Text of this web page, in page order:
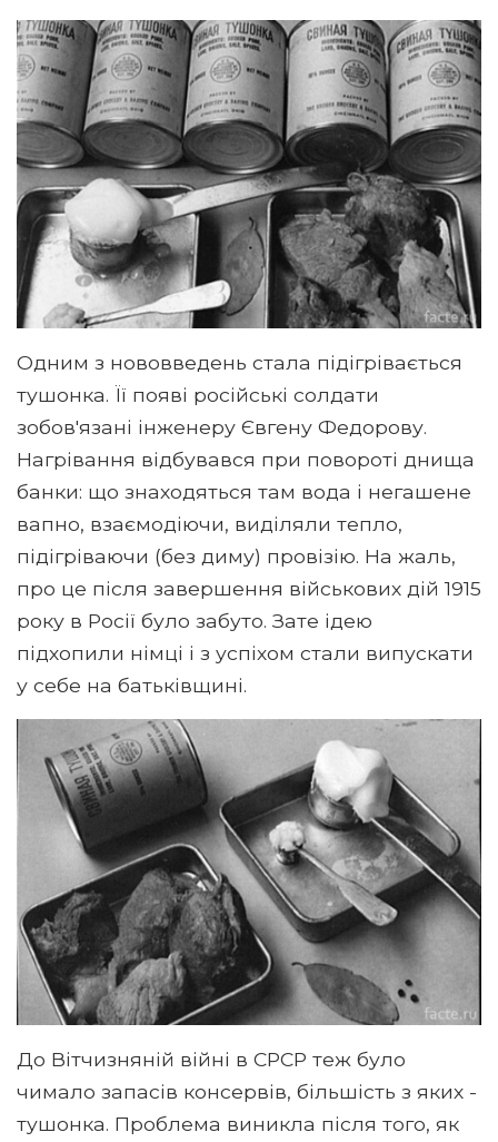
Одним з нововведень стала підігрівається
тушонка. Її появі російські солдати
зобов'язані інженеру Євгену Федорову.
Нагрівання відбувався при повороті днища
банки: що знаходяться там вода і негашене
вапно, взаємодіючи, виділяли тепло,
підігріваючи (без диму) провізію. На жаль,
про це після завершення військових дій 1915
року в Росії було забуто. Зате ідею
підхопили німці і з успіхом стали випускати
у себе на батьківщині.
До Вітчизняній війні в СРСР теж було
чимало запасів консервів, більшість з яких -
тушонка. Проблема виникла після того, як